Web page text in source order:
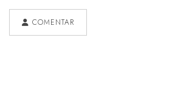
COMENTAR